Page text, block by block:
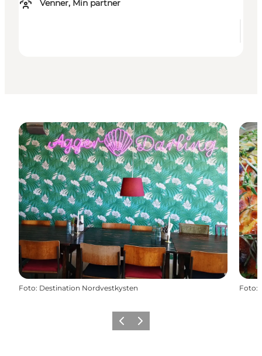
Venner, Min partner
Foto: Destination Nordvestkysten Foto:
ForrigeNæste